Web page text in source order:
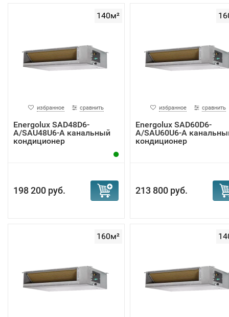
140м²
избранное сравнить
Energolux SAD48D6-
A/SAU48U6-A канальный
кондиционер
198 200 руб.
избранное сравнить
Energolux SAD60D6-
A/SAU60U6-A
кондиционер
213 800 руб.
160м²